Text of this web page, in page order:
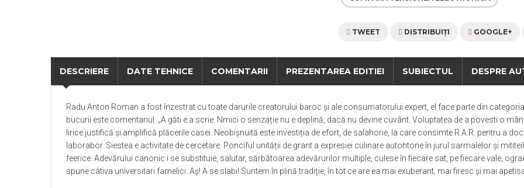
TWEET DISTRIBUIŢI GOOGLE+
DESCRIERE DATE TEHNICE COMENTARII PREZENTAREA EDITIEI SUBIECTUL DESPRE
Radu Anton Roman a fost înzestrat cu toate darurile creatorului baroc și ale consumatorului expert, el face parte din
bucurii este comentariul. „A găti e a scrie. Nmici o senzație nu e deplină, dacă nu devine cuvânt. Voluptatea de a povesti o
lirice justifică și amplifică plăcerile casei. Neobișnuită este investiția de efort, de salahorie, la care consimte R.A.R. pentru a
laborabor. Siestea e activitate de cercetare. Ponciful unității de grant a expresiei culinare autohtone în jurul sarmalelor și
feerice. Adevărului canonic i se substituie, salutar, sărbătoarea adevărurilor multiple, culese în fiecare sat, pe fiecare vale,
spune câtiva universitari famelici. Aș! A se slabi! Suntem în plină tradiție, în tot ce are ea mai exuberant, mai firesc și mai